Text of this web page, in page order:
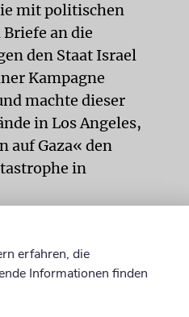
mit politischen
an die
den Staat Israel
Kampagne
machte dieser
in Los Angeles,
auf Gaza« den
in
dessen, was
dass eine
erfahren, die
Informationen finden